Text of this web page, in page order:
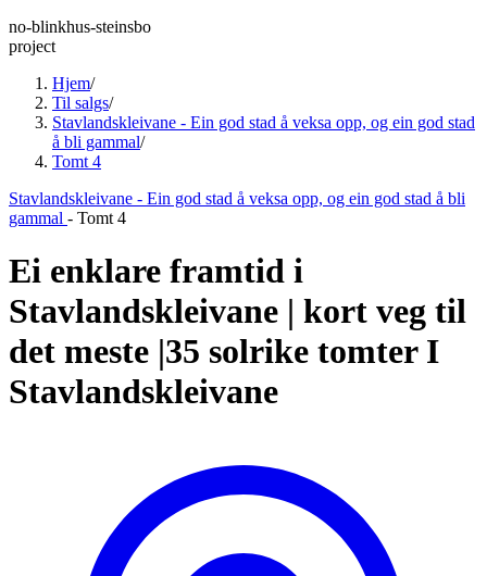
no-blinkhus-steinsbo
project
Hjem/
Til salgs/
Stavlandskleivane - Ein god stad å veksa opp, og ein god stad
å bli gammal/
Tomt 4
Stavlandskleivane - Ein god stad å veksa opp, og ein god stad å bli
gammal - Tomt 4
Ei enklare framtid i
Stavlandskleivane | kort veg til
det meste |35 solrike tomter I
Stavlandskleivane